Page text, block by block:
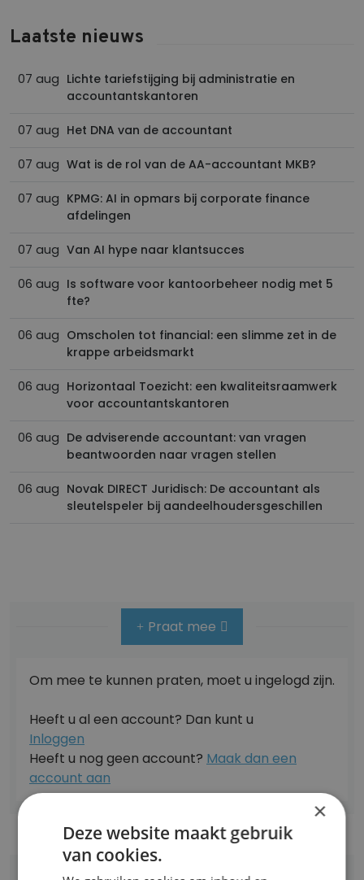
Laatste nieuws
07 aug Lichte tariefstijging bij administratie en
accountantskantoren
07 aug Het DNA van de accountant
07 aug Wat is de rol van de AA-accountant MKB?
07 aug KPMG: AI in opmars bij corporate finance
afdelingen
07 aug Van AI hype naar klantsucces
06 aug Is software voor kantoorbeheer nodig met 5
fte?
06 aug Omscholen tot financial: een slimme zet in de
krappe arbeidsmarkt
06 aug Horizontaal Toezicht: een kwaliteitsraamwerk
voor accountantskantoren
06 aug De adviserende accountant: van vragen
beantwoorden naar vragen stellen
06 aug Novak DIRECT Juridisch: De accountant als
sleutelspeler bij aandeelhoudersgeschillen
Praat mee
Om mee te kunnen praten, moet u ingelogd zijn.
Heeft u al een account? Dan kunt u
Inloggen
Heeft u nog geen account? Maak dan een
account aan
Partners van AccountancyWorld
×
Deze website maakt gebruik
van cookies.